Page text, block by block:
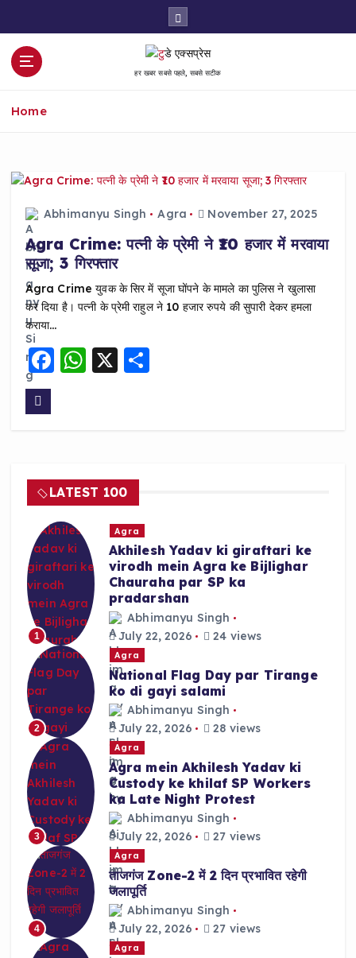
हर खबर सबसे पहले, सबसे सटीक
Home
Abhimanyu Singh Agra November 27, 2025
Agra Crime: पत्नी के प्रेमी ने ₹10 हजार में मरवाया
सूजा; 3 गिरफ्तार
Agra Crime युवक के सिर में सूजा घोंपने के मामले का पुलिस ने खुलासा
कर दिया है। पत्नी के प्रेमी राहुल ने 10 हजार रुपये की सुपारी देकर हमला
कराया…
F
o
o
k
W
p
p
X S
LATEST 100
1
Agra
Akhilesh Yadav ki giraftari ke
virodh mein Agra ke Bijlighar
Chauraha par SP ka
pradarshan
Abhimanyu Singh
July 22, 2026
24 views
2
Agra
National Flag Day par Tirange
ko di gayi salami
Abhimanyu Singh
July 22, 2026
28 views
3
Agra
Agra mein Akhilesh Yadav ki
Custody ke khilaf SP Workers
ka Late Night Protest
Abhimanyu Singh
July 22, 2026
27 views
4
Agra
ताजगंज Zone-2 में 2 दिन प्रभावित रहेगी
जलापूर्ति
Abhimanyu Singh
July 22, 2026
27 views
Agra